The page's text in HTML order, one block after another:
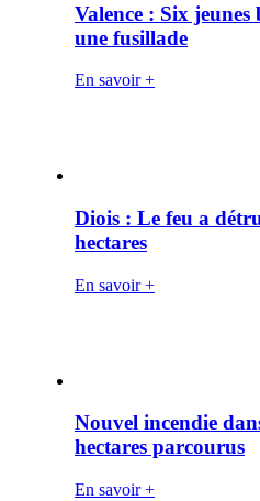
Valence : Six jeunes
une fusillade
En savoir +
Diois : Le feu a
hectares
En savoir +
Nouvel incendie
hectares parcourus
En savoir +